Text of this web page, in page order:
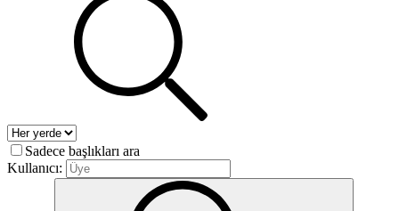
Sadece başlıkları ara
Kullanıcı: